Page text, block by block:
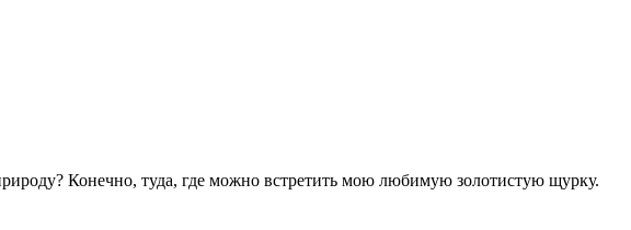
Конечно, туда, где можно встретить мою любимую золотистую щурку.